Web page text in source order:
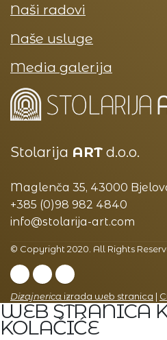
Naši radovi
Naše usluge
Media galerija
Stolarija ART d.o.o.
Maglenča 35, 43000
+385 (0)98 982 4840
info@stolarija-art.com
© Copyright 2020. All Rights
Dizajnerica izrada web stranica |
WEB STRANICA
KOLAČIĆE